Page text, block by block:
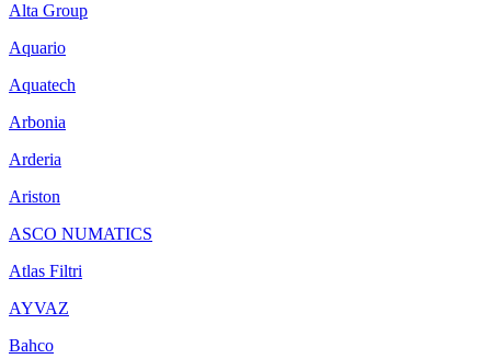
Alta Group
Aquario
Aquatech
Arbonia
Arderia
Ariston
ASCO NUMATICS
Atlas Filtri
AYVAZ
Bahco